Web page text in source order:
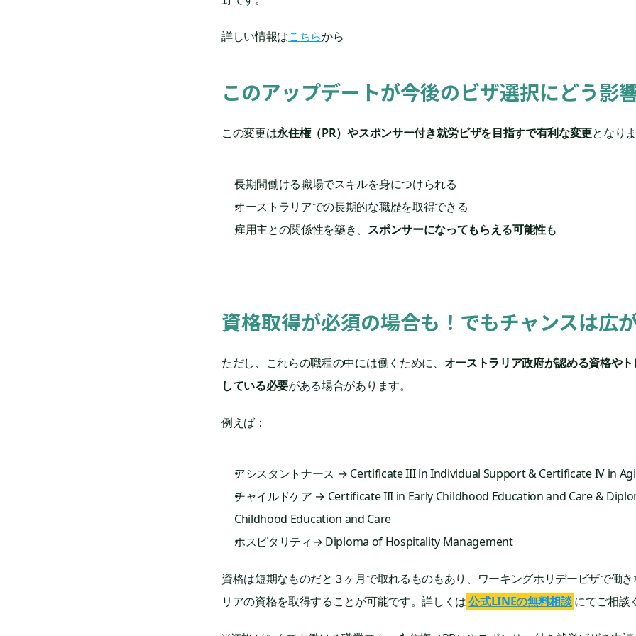
詳しい情報はこちらから
このアップデートが今後のビザ選択にどう影
この変更は永住権（PR）やスポンサー付き就労ビザを目指すで有利な変更となりま
長期間働ける職場でスキルを身につけられる
オーストラリアでの長期的な職歴を取得できる
雇用主との関係性を築き、 スポンサーになってもらえる可能性も
資格取得が必須の場合も！でもチャンスは広
ただし、これらの職種の中には働くために、 オーストラリア政府が認める資格や
している必要がある場合があります。
例えば：
アシスタントナース → Certificate III in Individual Support & Certificate IV in
チャイルドケア → Certificate III in Early Childhood Education and Care &
Childhood Education and Care
ホスピタリティ→ Diploma of Hospitality Management
資格は短期なものだと３ヶ月で取れるものもあり、ワーキングホリデービザで働
リアの資格を取得することが可能です。詳しくは公式LINEの無料相談にてご相談